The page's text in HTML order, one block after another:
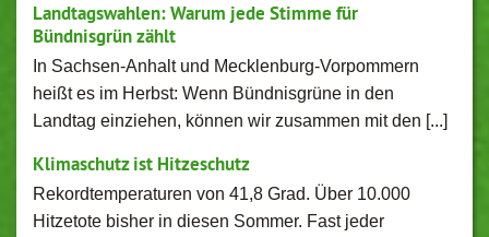
Landtagswahlen: Warum jede Stimme für
Bündnisgrün zählt
In Sachsen-Anhalt und Mecklenburg-Vorpommern
heißt es im Herbst: Wenn Bündnisgrüne in den
Landtag einziehen, können wir zusammen mit den [...]
Klimaschutz ist Hitzeschutz
Rekordtemperaturen von 41,8 Grad. Über 10.000
Hitzetote bisher in diesen Sommer. Fast jeder